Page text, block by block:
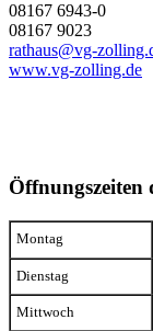
08167 6943-0
08167 9023
rathaus@vg-
www.vg-zolling.de
Öffnungszeiten
Montag
Dienstag
Mittwoch